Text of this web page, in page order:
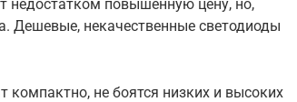
недостатком повышенную цену, но,
Дешевые, некачественные светодиоды
не боятся низких и высоких